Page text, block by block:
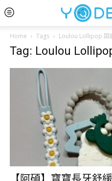
Home Tags Loulou Lollipop 固
Tag: Loulou